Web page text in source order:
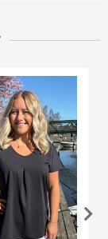
52/54